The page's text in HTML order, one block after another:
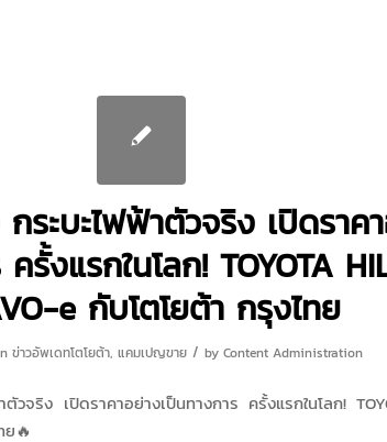
ระบะไฟฟ้าตัวจริง เปิดราค
รั้งแรกในโลก! TOYOTA
e กับโตโยต้า กรุงไทย
ข่าวอัพเดทโตโยต้า, แคมเปญขาย / by Content Administration
วจริง เปิดราคาอย่างเป็นทางการ ครั้งแรกในโลก!
🔥